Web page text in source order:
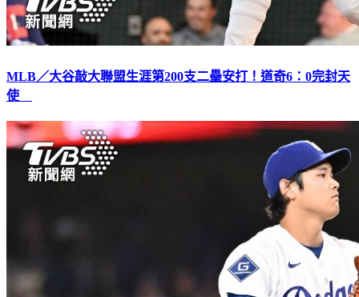
MLB／大谷敲大聯盟生涯第200支二壘安打！道奇6：0完封天
使